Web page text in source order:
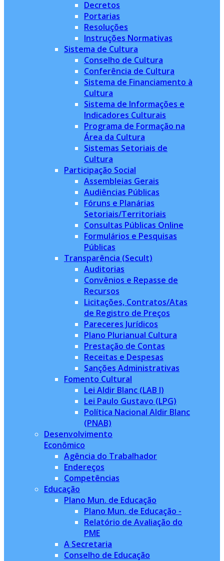
Decretos
Portarias
Resoluções
Instruções Normativas
Sistema de Cultura
Conselho de Cultura
Conferência de Cultura
Sistema de Financiamento à
Cultura
Sistema de Informações e
Indicadores Culturais
Programa de Formação na
Área da Cultura
Sistemas Setoriais de
Cultura
Participação Social
Assembleias Gerais
Audiências Públicas
Fóruns e Planárias
Setoriais/Territoriais
Consultas Públicas Online
Formulários e Pesquisas
Públicas
Transparência (Secult)
Auditorias
Convênios e Repasse de
Recursos
Licitações, Contratos/Atas
de Registro de Preços
Pareceres Jurídicos
Plano Plurianual Cultura
Prestação de Contas
Receitas e Despesas
Sanções Administrativas
Fomento Cultural
Lei Aldir Blanc (LAB I)
Lei Paulo Gustavo (LPG)
Política Nacional Aldir Blanc
(PNAB)
Desenvolvimento
Econômico
Agência do Trabalhador
Endereços
Competências
Educação
Plano Mun. de Educação
Plano Mun. de Educação -
Relatório de Avaliação do
PME
A Secretaria
Conselho de Educação